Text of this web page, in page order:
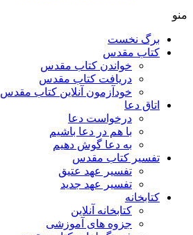
منو
برگ نخست
کتاب مقدس
خواندن کتاب مقدس
دریافت کتاب مقدس
خودآزمون آنلاین کتاب مقدس
اتاق دعا
درخواست دعا
با هم در دعا باشیم
به دعا گوش دهیم
تفسیر کتاب مقدس
تفسیر عهد عتیق
تفسیر عهد جدید
کتابخانه
کتابخانه آنلاین
جزوه های آموزشی